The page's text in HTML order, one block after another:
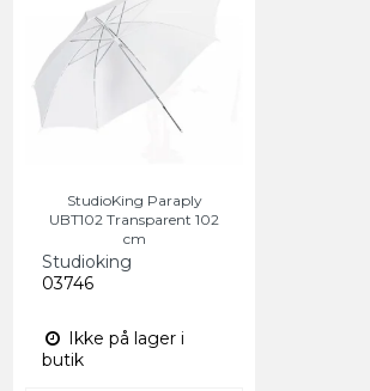
StudioKing Paraply
UBT102 Transparent 102
cm
Studioking
03746
Ikke på lager i
butik